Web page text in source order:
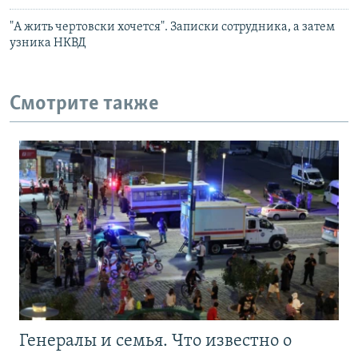
"А жить чертовски хочется". Записки сотрудника, а затем
узника НКВД
Смотрите также
Генералы и семья. Что известно о